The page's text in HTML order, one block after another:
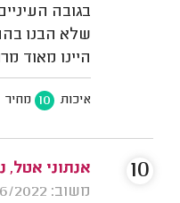
בגובה
שלא הבנו
היינו מאוד
איכות 10 מחיר
אנתוני אטל,
משוב: 07/06/2022
10